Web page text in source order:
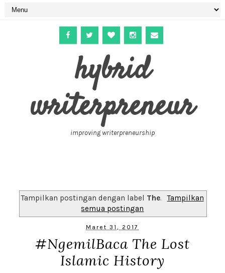
hybrid
writerpreneur
improving writerpreneurship
Tampilkan postingan dengan label The.
Tampilkan
semua postingan
Maret 31, 2017
#NgemilBaca The Lost
Islamic History